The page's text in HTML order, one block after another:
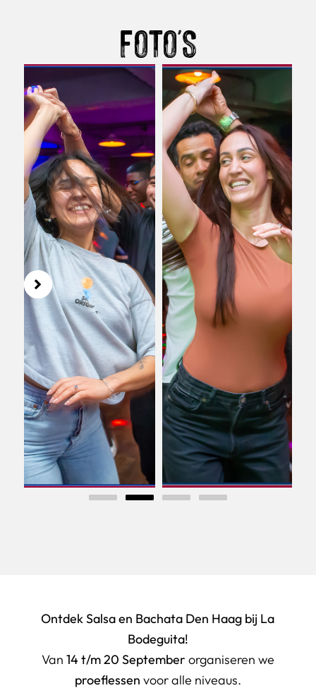
FOTO'S
Ontdek Salsa en Bachata Den Haag bij La
Bodeguita!
Van 14 t/m 20 September organiseren we
proeflessen voor alle niveaus.